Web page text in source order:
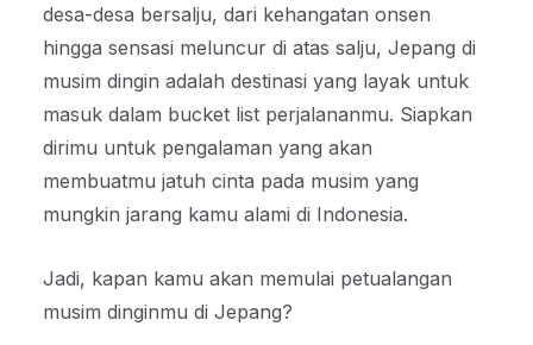
desa-desa bersalju, dari kehangatan onsen
hingga sensasi meluncur di atas salju, Jepang di
musim dingin adalah destinasi yang layak untuk
masuk dalam bucket list perjalananmu. Siapkan
dirimu untuk pengalaman yang akan
membuatmu jatuh cinta pada musim yang
mungkin jarang kamu alami di Indonesia.
Jadi, kapan kamu akan memulai petualangan
musim dinginmu di Jepang?